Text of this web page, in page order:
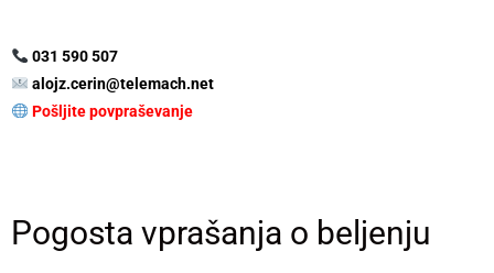
031 590 507
alojz.cerin@telemach.net
Pošljite povpraševanje
Pogosta vprašanja o beljenju